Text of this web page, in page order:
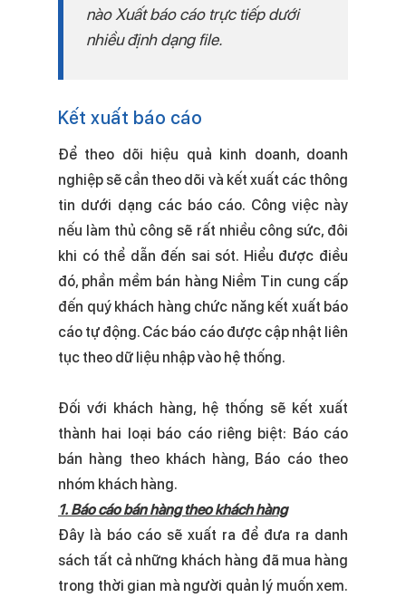
nào Xuất báo cáo trực tiếp dưới
nhiều định dạng file.
Kết xuất báo cáo
Để theo dõi hiệu quả kinh doanh, doanh
nghiệp sẽ cần theo dõi và kết xuất các thông
tin dưới dạng các báo cáo. Công việc này
nếu làm thủ công sẽ rất nhiều công sức, đôi
khi có thể dẫn đến sai sót. Hiểu được điều
đó, phần mềm bán hàng Niềm Tin cung cấp
đến quý khách hàng chức năng kết xuất báo
cáo tự động. Các báo cáo được cập nhật liên
tục theo dữ liệu nhập vào hệ thống.
Đối với khách hàng, hệ thống sẽ kết xuất
thành hai loại báo cáo riêng biệt: Báo cáo
bán hàng theo khách hàng, Báo cáo theo
nhóm khách hàng.
1. Báo cáo bán hàng theo khách hàng
Đây là báo cáo sẽ xuất ra để đưa ra danh
sách tất cả những khách hàng đã mua hàng
trong thời gian mà người quản lý muốn xem.